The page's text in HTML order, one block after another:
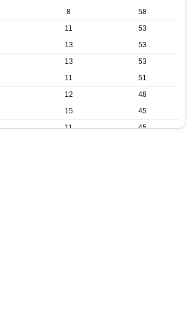
8
58
11
53
13
53
13
53
11
51
12
48
15
45
11
45